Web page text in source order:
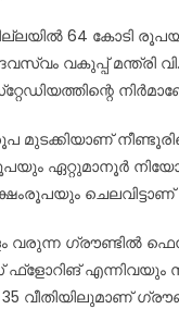
64 കോടി
വകുപ്പ് മന്ത്രി
മുടക്കിയാണ്
ഏറ്റുമാനൂർ
ചെലവിട്ടാണ്
വരുന്ന ഗ്രൗണ്ടിൽ
എന്നിവയും
വീതിയിലുമാണ്